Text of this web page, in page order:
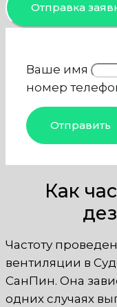
Отправка
Ваше имя
номер
Как
Частоту
вентиляции в
СанПин. Она
одних случаях